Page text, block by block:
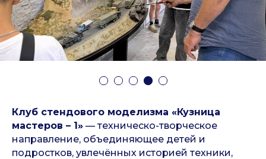
Клуб стендового моделизма «Кузница
мастеров – 1» — техническо-творческое
направление, объединяющее детей и
подростков, увлечённых историей техники,